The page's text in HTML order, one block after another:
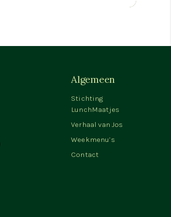
Algemeen
Stichting
LunchMaatjes
Verhaal van Jos
Weekmenu’s
Contact